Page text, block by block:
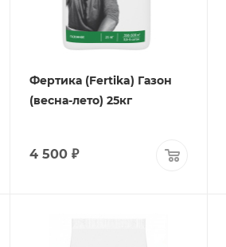
Фертика (Fertika) Газон
(весна-лето) 25кг
4 500₽